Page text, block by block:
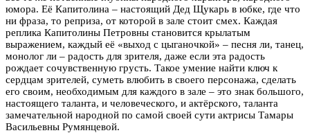
юмора. Её Капитолина – настоящий Дед Щукарь в юбке, где что
ни фраза, то реприза, от которой в зале стоит смех. Каждая
реплика Капитолины Петровны становится крылатым
выражением, каждый её «выход с цыганочкой» – песня ли, танец,
монолог ли – радость для зрителя, даже если эта радость
рождает сочувственную грусть. Такое умение найти ключ к
сердцам зрителей, суметь влюбить в своего персонажа, сделать
его своим, необходимым для каждого в зале – это знак большого,
настоящего таланта, и человеческого, и актёрского, таланта
замечательной народной по самой своей сути актрисы Тамары
Васильевны Румянцевой.